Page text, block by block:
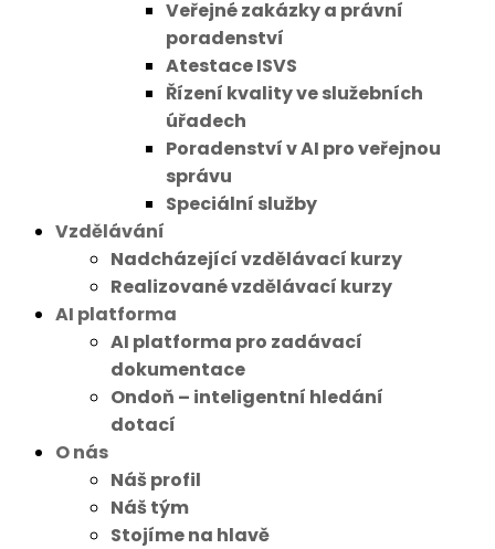
Veřejné zakázky a právní
poradenství
Atestace ISVS
Řízení kvality ve služebních
úřadech
Poradenství v AI pro veřejnou
správu
Speciální služby
Vzdělávání
Nadcházející vzdělávací kurzy
Realizované vzdělávací kurzy
AI platforma
AI platforma pro zadávací
dokumentace
Ondoň – inteligentní hledání
dotací
O nás
Náš profil
Náš tým
Stojíme na hlavě